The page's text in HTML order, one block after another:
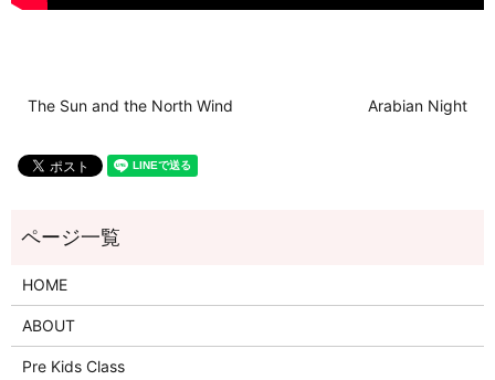
The Sun and the North Wind Arabian Night
HOME
ABOUT
Pre Kids Class